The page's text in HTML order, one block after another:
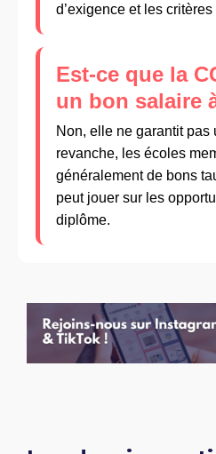
d’exigence et les critères
Est-ce que la
un bon salaire
Non, elle ne garantit pas
revanche, les écoles
généralement de bons
peut jouer sur les
diplôme.